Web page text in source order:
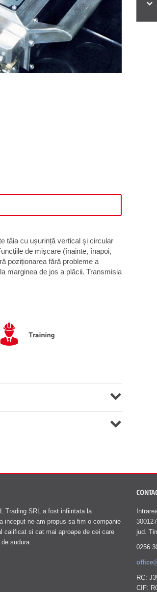
tăia cu ușurință vertical şi circular
de mișcare (înainte, înapoi,
poziționarea fără probleme a
marginea de jos a plăcii. Transmisia
Trading SRL a fost infiintata la
inceput ne-am propus sa fim o companie
calificat si cat mai aproape de cei care
sudura.
jud.
0256
RC:
CIF: